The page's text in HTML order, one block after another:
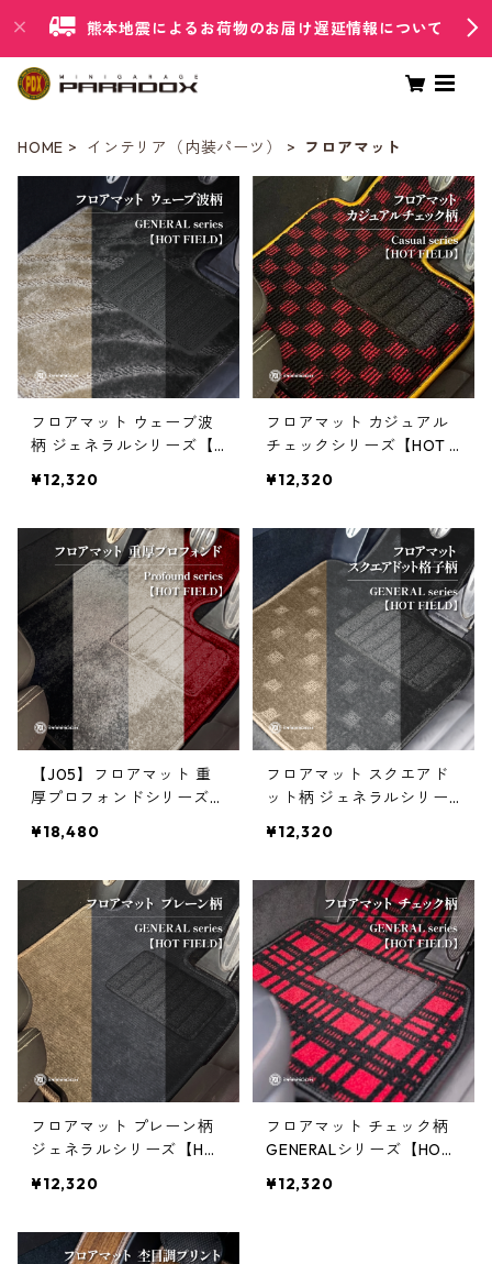
熊本地震によるお荷物のお届け遅延情報について
HOME インテリア（内装パーツ） フロアマット
フロアマット ウェーブ波
柄 ジェネラルシリーズ【H
¥12,320
フロアマット カジュアル
チェックシリーズ【HOT F
¥12,320
【J05】フロアマット 重
厚プロフォンドシリーズ
¥18,480
フロアマット スクエアド
ット柄 ジェネラルシリー
¥12,320
フロアマット プレーン柄
ジェネラルシリーズ【HO
¥12,320
フロアマット チェック柄
GENERALシリーズ【HOT
¥12,320